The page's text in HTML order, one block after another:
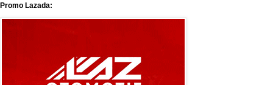
Promo Lazada: